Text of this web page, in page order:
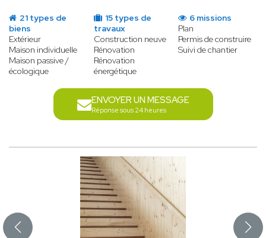
21 types de
biens
Extérieur
Maison individuelle
Maison passive /
écologique
15 types de
travaux
Construction neuve
Rénovation
Rénovation
énergétique
6 missions
Plan
Permis de construire
Suivi de chantier
ENVOYER UN MESSAGE
Réponse sous 24 heures